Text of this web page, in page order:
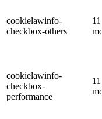
cookielawinfo-
checkbox-others
11
cookielawinfo-
checkbox-
performance
11